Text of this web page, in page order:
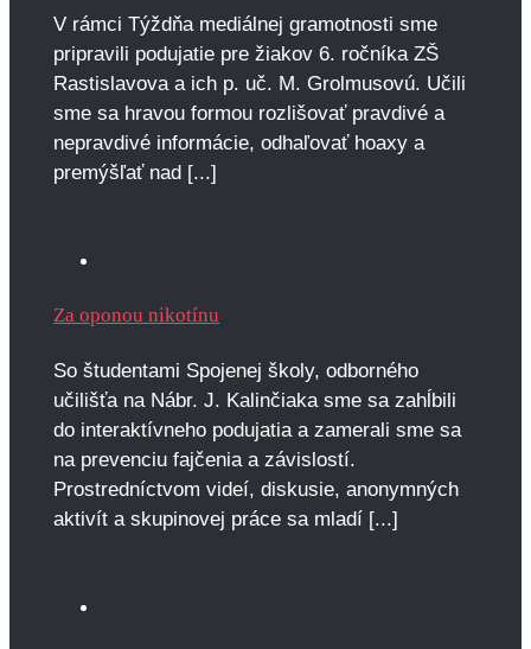
V rámci Týždňa mediálnej gramotnosti sme
pripravili podujatie pre žiakov 6. ročníka ZŠ
Rastislavova a ich p. uč. M. Grolmusovú. Učili
sme sa hravou formou rozlišovať pravdivé a
nepravdivé informácie, odhaľovať hoaxy a
premýšľať nad [...]
Za oponou nikotínu
So študentami Spojenej školy, odborného
učilišťa na Nábr. J. Kalinčiaka sme sa zahĺbili
do interaktívneho podujatia a zamerali sme sa
na prevenciu fajčenia a závislostí.
Prostredníctvom videí, diskusie, anonymných
aktivít a skupinovej práce sa mladí [...]